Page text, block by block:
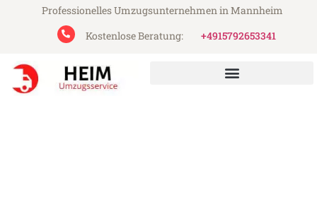
Professionelles Umzugsunternehmen in Mannheim
Kostenlose Beratung:
+4915792653341